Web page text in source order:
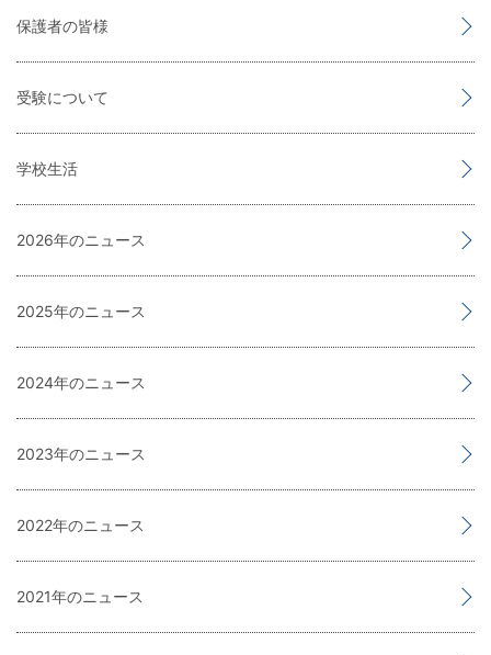
保護者の皆様
受験について
学校生活
2026
2025
2024
2023
2022
2021